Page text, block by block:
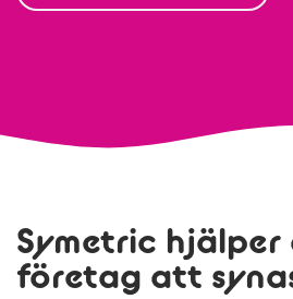
Symetric
företag att